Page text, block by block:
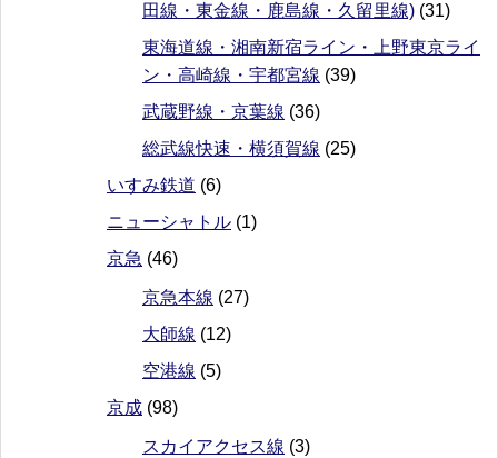
田線・東金線・鹿島線・久留里線) (31)
東海道線・湘南新宿ライン・上野東京ライ
ン・高崎線・宇都宮線 (39)
武蔵野線・京葉線 (36)
総武線快速・横須賀線 (25)
いすみ鉄道 (6)
ニューシャトル (1)
京急 (46)
京急本線 (27)
大師線 (12)
空港線 (5)
京成 (98)
スカイアクセス線 (3)